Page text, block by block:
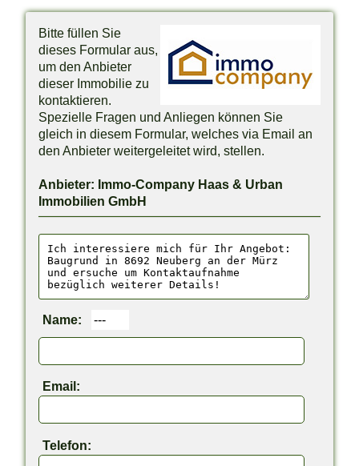
Bitte füllen Sie
dieses Formular aus,
um den Anbieter
dieser Immobilie zu
kontaktieren.
Spezielle Fragen und Anliegen können Sie
gleich in diesem Formular, welches via Email an
den Anbieter weitergeleitet wird, stellen.
Anbieter: Immo-Company Haas & Urban
Immobilien GmbH
Name:
Email:
Telefon: